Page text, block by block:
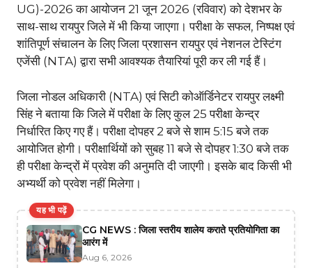
UG)-2026 का आयोजन 21 जून 2026 (रविवार) को देशभर के
साथ-साथ रायपुर जिले में भी किया जाएगा। परीक्षा के सफल, निष्पक्ष एवं
शांतिपूर्ण संचालन के लिए जिला प्रशासन रायपुर एवं नेशनल टेस्टिंग
एजेंसी (NTA) द्वारा सभी आवश्यक तैयारियां पूरी कर ली गई हैं।
जिला नोडल अधिकारी (NTA) एवं सिटी कोऑर्डिनेटर रायपुर लक्ष्मी
सिंह ने बताया कि जिले में परीक्षा के लिए कुल 25 परीक्षा केन्द्र
निर्धारित किए गए हैं। परीक्षा दोपहर 2 बजे से शाम 5:15 बजे तक
आयोजित होगी। परीक्षार्थियों को सुबह 11 बजे से दोपहर 1:30 बजे तक
ही परीक्षा केन्द्रों में प्रवेश की अनुमति दी जाएगी। इसके बाद किसी भी
अभ्यर्थी को प्रवेश नहीं मिलेगा।
यह भी पढ़ें
CG NEWS : जिला स्तरीय शालेय कराते प्रतियोगिता का
आरंग में
Aug 6, 2026